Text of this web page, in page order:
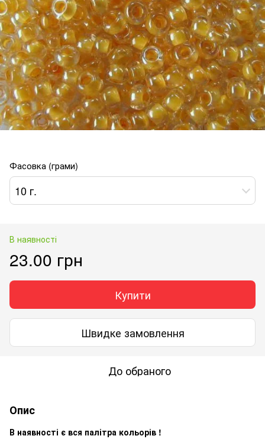
Фасовка (грами)
10 г.
В наявності
23.00 грн
Купити
Швидке замовлення
До обраного
Опис
В наявності є вся палітра кольорів !